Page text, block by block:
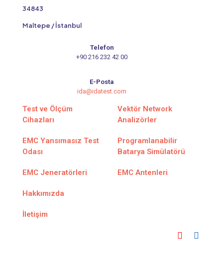
34843
Maltepe / İstanbul
Telefon
+90 216 232 42 00
E-Posta
ida@idatest.com
Test ve Ölçüm
Cihazları
EMC Yansımasız Test
Odası
EMC Jeneratörleri
Hakkımızda
İletişim
Vektör Network
Analizörler
Programlanabilir
Batarya Simülatörü
EMC Antenleri